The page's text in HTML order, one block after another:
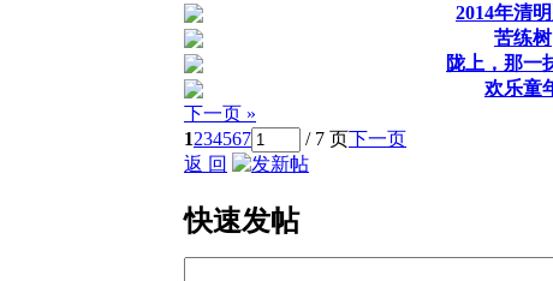
2014年清
苦练树
陇上，那一
欢乐童
下一页 »
1234567 / 7 页下一页
返 回
快速发帖